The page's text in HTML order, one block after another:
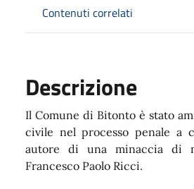
Contenuti correlati
Descrizione
Il Comune di Bitonto è stato
civile nel processo penale a
autore di una minaccia di
Francesco Paolo Ricci.